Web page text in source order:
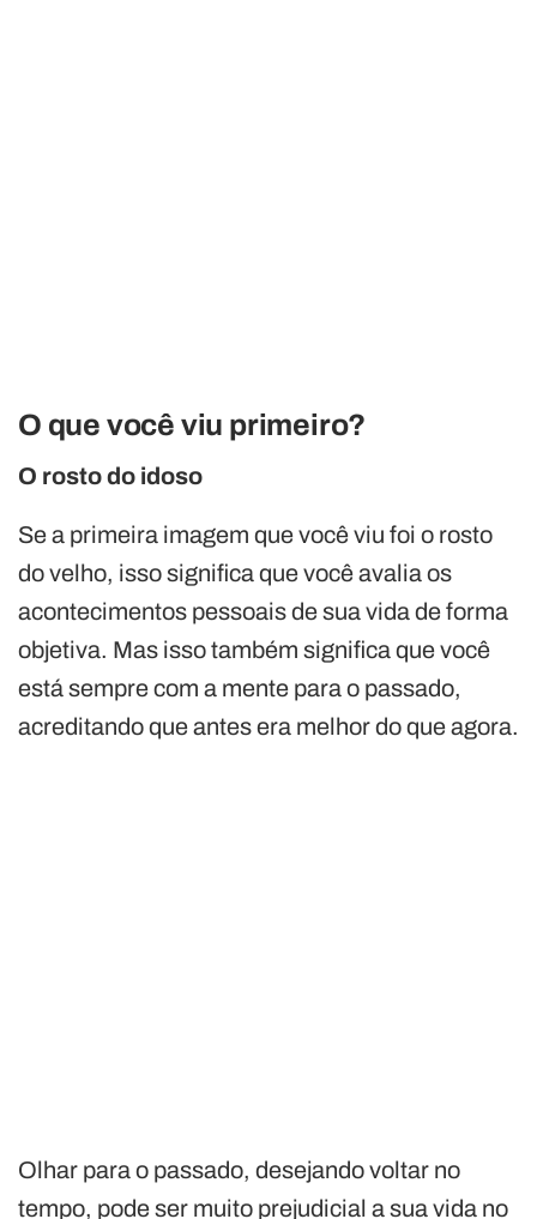
O que você viu primeiro?
O rosto do idoso
Se a primeira imagem que você viu foi o rosto
do velho, isso significa que você avalia os
acontecimentos pessoais de sua vida de forma
objetiva. Mas isso também significa que você
está sempre com a mente para o passado,
acreditando que antes era melhor do que agora.
Olhar para o passado, desejando voltar no
tempo, pode ser muito prejudicial a sua vida no